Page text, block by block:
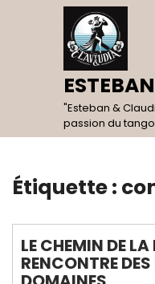
"Esteban &
passion du
Étiquette :
LE CHEMIN DE
RENCONTRE